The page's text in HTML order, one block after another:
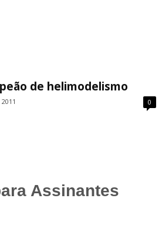
de helimodelismo
0
Assinantes